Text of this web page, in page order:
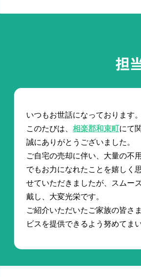
担
いつもお世話になっております。
このたびは、 相楽郡和束町にて
誠にありがとうございました。
ご自宅の売却に伴い、大量の不
でもお力になれたことを嬉しく
せていただきましたが、スムー
戴し、大変光栄です。
ご紹介いただいたご家族の皆さ
ビスを提供できるよう努めてま